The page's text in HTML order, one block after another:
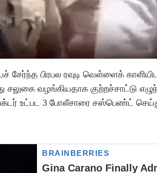
சேர்ந்த பிரபல ரவுடி வெள்ளைக்
வழங்கியதாக குற்றச்சாட்டு
உட்பட 3 போலீசாரை சஸ்பெண்ட்